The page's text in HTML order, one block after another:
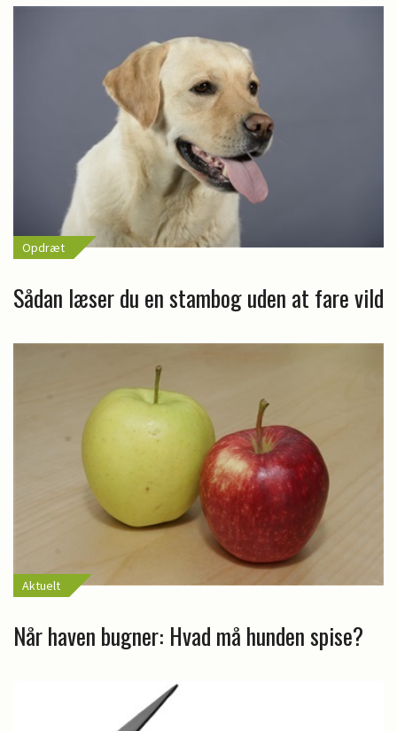
Opdræt
Sådan læser du en stambog uden at fare vild
Aktuelt
Når haven bugner: Hvad må hunden spise?